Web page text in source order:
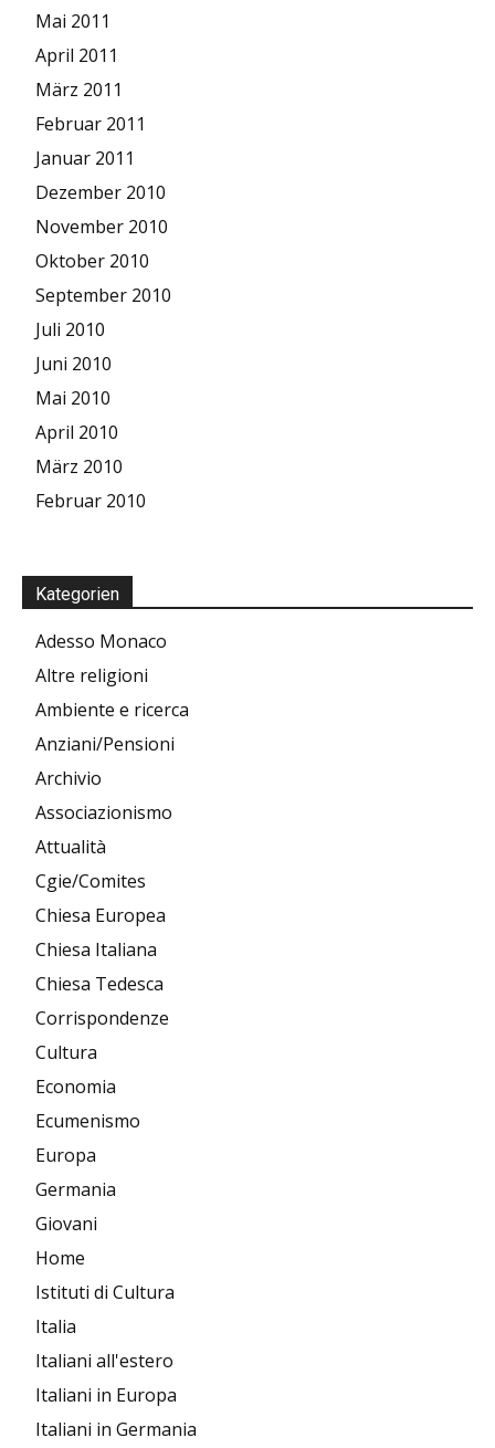
Mai 2011
April 2011
März 2011
Februar 2011
Januar 2011
Dezember 2010
November 2010
Oktober 2010
September 2010
Juli 2010
Juni 2010
Mai 2010
April 2010
März 2010
Februar 2010
Kategorien
Adesso Monaco
Altre religioni
Ambiente e ricerca
Anziani/Pensioni
Archivio
Associazionismo
Attualità
Cgie/Comites
Chiesa Europea
Chiesa Italiana
Chiesa Tedesca
Corrispondenze
Cultura
Economia
Ecumenismo
Europa
Germania
Giovani
Home
Istituti di Cultura
Italia
Italiani all'estero
Italiani in Europa
Italiani in Germania